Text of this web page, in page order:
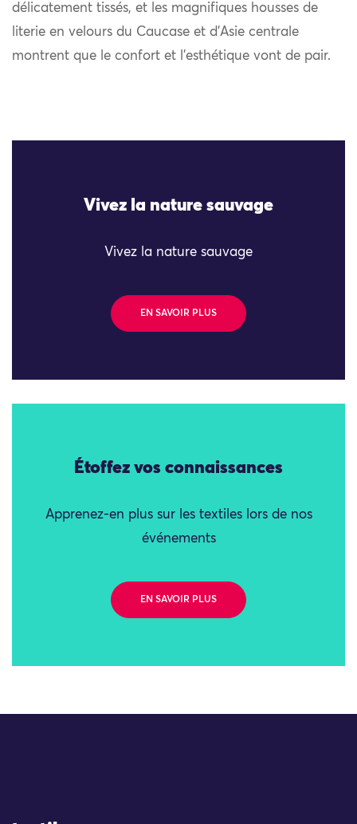
délicatement tissés, et les magnifiques housses de
literie en velours du Caucase et d’Asie centrale
montrent que le confort et l’esthétique vont de pair.
Vivez la nature sauvage
Vivez la nature sauvage
EN SAVOIR PLUS
Étoffez vos connaissances
Apprenez-en plus sur les textiles lors de nos
événements
EN SAVOIR PLUS